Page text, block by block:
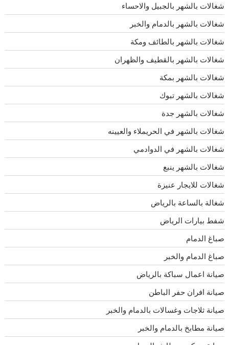
شغالات بالشهر بالجبيل والاحساء
شغالات بالشهر بالدمام والخبر
شغالات بالشهر بالطائف ومكة
شغالات بالشهر بالقطيف والظهران
شغالات بالشهر بمكة
شغالات بالشهر تبوك
شغالات بالشهر جدة
شغالات بالشهر في الحريملاء والعيينه
شغالات بالشهر في الدوادمي
شغالات بالشهر ينبع
شغالات للايجار عنيزة
شغالة بالساعة بالرياض
شفط بيارات الرياض
صباغ الدمام
صباغ الدمام والخبر
صيانة اعمال سباكة بالرياض
صيانة افران حفر الباطن
صيانة ثلاجات وغسالات بالدمام والخبر
صيانة مطابخ بالدمام والخبر